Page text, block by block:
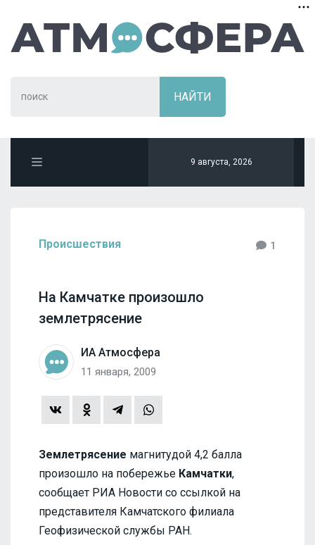
9 августа, 2026
Происшествия 1
На Камчатке произошло
землетрясение
ИА Атмосфера
11 января, 2009
Землетрясение магнитудой 4,2 балла
произошло на побережье Камчатки,
сообщает РИА Новости со ссылкой на
представителя Камчатского филиала
Геофизической службы РАН.